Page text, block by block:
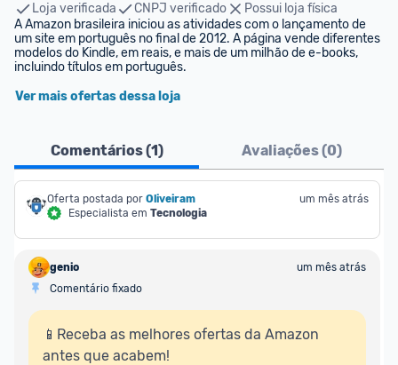
Loja verificada
CNPJ verificado
Possui loja física
A Amazon brasileira iniciou as atividades com o lançamento de
um site em português no final de 2012. A página vende diferentes
modelos do Kindle, em reais, e mais de um milhão de e-books,
incluindo títulos em português.
Ver mais ofertas dessa loja
Comentários (1) Avaliações (0)
Oferta postada por Oliveiram
Especialista em Tecnologia
um mês atrás
genio
um mês atrás
Comentário fixado
📱Receba as melhores ofertas da Amazon
antes que acabem!